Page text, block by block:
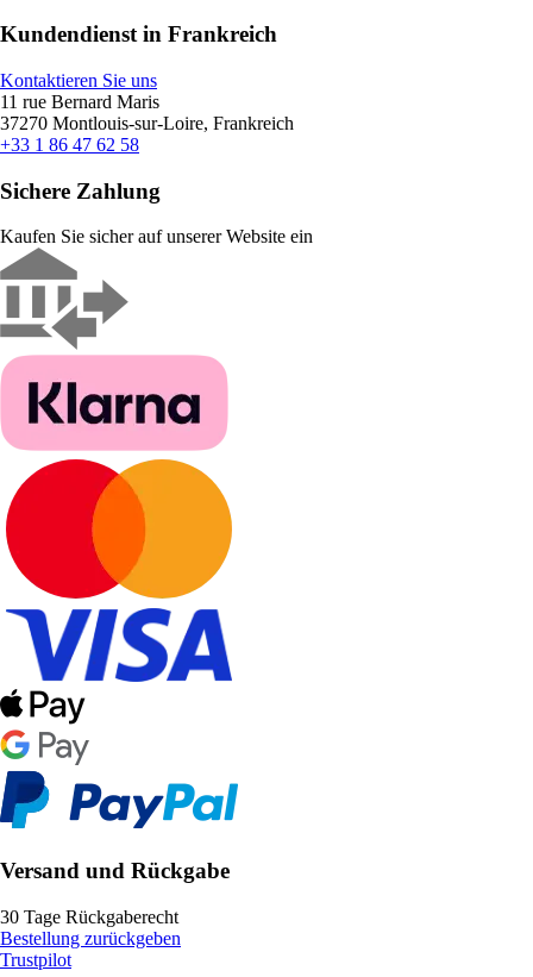
Kundendienst in Frankreich
Kontaktieren Sie uns
11 rue Bernard Maris
37270 Montlouis-sur-Loire, Frankreich
+33 1 86 47 62 58
Sichere Zahlung
Kaufen Sie sicher auf unserer Website ein
Versand und Rückgabe
30 Tage Rückgaberecht
Bestellung zurückgeben
Trustpilot